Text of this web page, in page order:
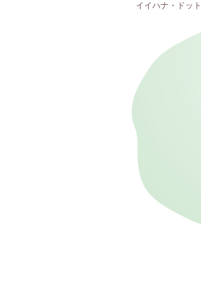
イイハナ・ドッ